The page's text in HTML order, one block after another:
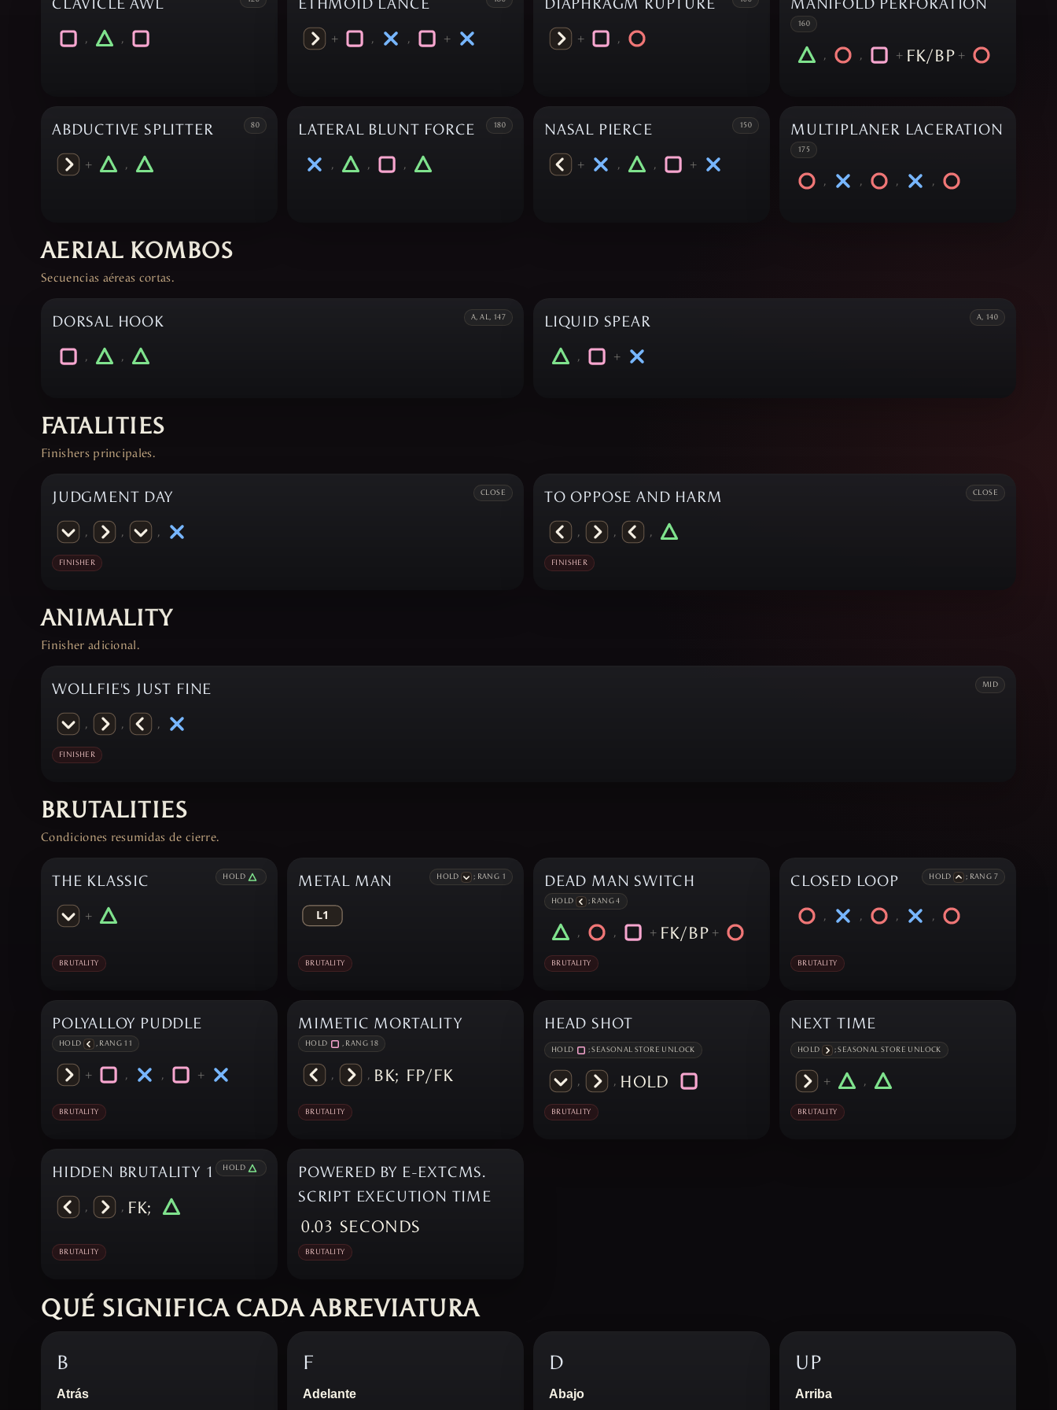
, , + , , + + ,
160
, , + FK/BP +
ABDUCTIVE SPLITTER 80
+ ,
LATERAL BLUNT FORCE 180
, , ,
NASAL PIERCE 150
+ , , +
MULTIPLANER LACERATION
175
, , , ,
AERIAL KOMBOS
Secuencias aéreas cortas.
DORSAL HOOK A, AL, 147
, ,
LIQUID SPEAR A, 140
, +
FATALITIES
Finishers principales.
JUDGMENT DAY CLOSE
, , ,
FINISHER
TO OPPOSE AND HARM CLOSE
, , ,
FINISHER
ANIMALITY
Finisher adicional.
WOLLFIE'S JUST FINE MID
, , ,
FINISHER
BRUTALITIES
Condiciones resumidas de cierre.
THE KLASSIC HOLD
+
BRUTALITY
METAL MAN HOLD ; RANG 1
BRUTALITY
DEAD MAN SWITCH
HOLD ; RANG 4
, , + FK/BP +
BRUTALITY
CLOSED LOOP HOLD ; RANG 7
, , , ,
BRUTALITY
POLYALLOY PUDDLE
HOLD , RANG 11
+ , , +
BRUTALITY
MIMETIC MORTALITY
HOLD , RANG 18
, , BK; FP/FK
BRUTALITY
HEAD SHOT
HOLD ; SEASONAL STORE UNLOCK
, , HOLD
BRUTALITY
NEXT TIME
HOLD ; SEASONAL STORE UNLOCK
+ ,
BRUTALITY
HIDDEN BRUTALITY 1 HOLD
, , FK;
BRUTALITY
POWERED BY E-EXTCMS.
SCRIPT EXECUTION TIME
0.03 SECONDS
BRUTALITY
QUÉ SIGNIFICA CADA ABREVIATURA
B
Atrás
F
Adelante
D
Abajo
UP
Arriba